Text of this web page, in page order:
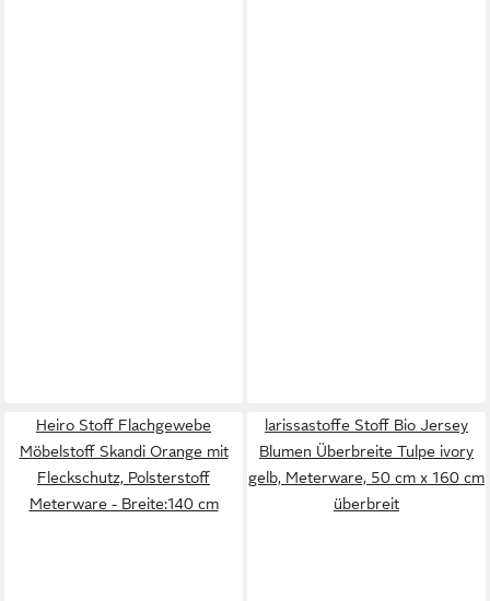
Heiro Stoff Flachgewebe
Möbelstoff Skandi Orange mit
Fleckschutz, Polsterstoff
Meterware - Breite:140 cm
larissastoffe Stoff Bio Jersey
Blumen Überbreite Tulpe ivory
gelb, Meterware, 50 cm x 160 cm
überbreit